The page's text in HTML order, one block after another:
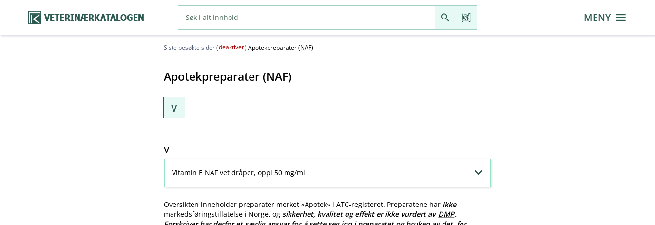
VETERINÆRKATALOGEN MENY
Siste besøkte sider (deaktiver) Apotekpreparater (NAF)
Apotekpreparater (NAF)
V
V
Vitamin E NAF vet dråper, oppl 50 mg/ml
Oversikten inneholder preparater merket «Apotek» i ATC-registeret. Preparatene har ikke
markedsføringstillatelse i Norge, ogsikkerhet, kvalitet og effekt er ikke vurdert av DMP.